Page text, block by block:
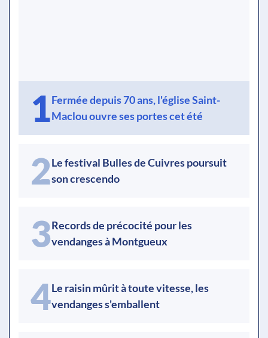
1Fermée depuis 70 ans, l'église Saint-
Maclou ouvre ses portes cet été
2Le festival Bulles de Cuivres poursuit
son crescendo
3Records de précocité pour les
vendanges à Montgueux
4Le raisin mûrit à toute vitesse, les
vendanges s'emballent